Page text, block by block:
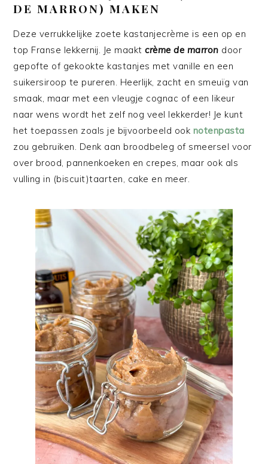
DE MARRON) MAKEN
Deze verrukkelijke zoete kastanjecrème is een op en
top Franse lekkernij. Je maaktcrème de marron door
gepofte of gekookte kastanjes met vanille en een
suikersiroop te pureren. Heerlijk, zacht en smeuïg van
smaak, maar met een vleugje cognac of een likeur
naar wens wordt het zelf nog veel lekkerder! Je kunt
het toepassen zoals je bijvoorbeeld ook notenpasta
zou gebruiken. Denk aan broodbeleg of smeersel voor
over brood, pannenkoeken en crepes, maar ook als
vulling in (biscuit)taarten, cake en meer.